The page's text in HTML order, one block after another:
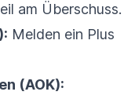
am Überschuss.
Melden ein Plus
(AOK):